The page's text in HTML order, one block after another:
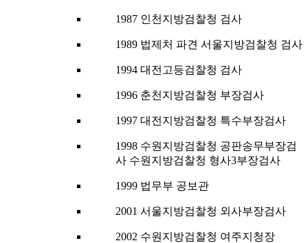
1987 인천지방검찰청 검사
1989 법제처 파견 서울지방검찰청 검사
1994 대전고등검찰청 검사
1996 춘천지방검찰청 부장검사
1997 대전지방검찰청 특수부장검사
1998 수원지방검찰청 공판송무부장검
사 수원지방검찰청 형사3부장검사
1999 법무부 공보관
2001 서울지방검찰청 외사부장검사
2002 수원지방검찰청 여주지청장